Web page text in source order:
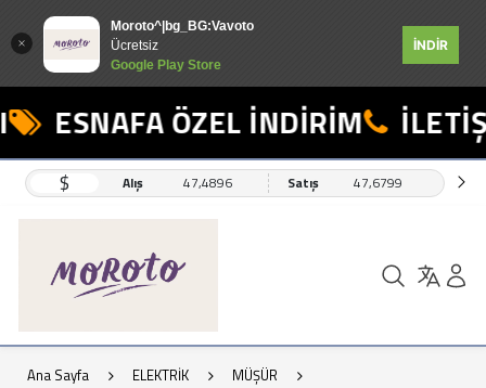
Moroto^|bg_BG:Vavoto
Ücretsiz
Google Play Store
İNDİR
ESNAFA ÖZEL İNDİRİM
$ Alış 47,4896 Satış 47,6799
Ana Sayfa ELEKTRİK
MÜŞÜR